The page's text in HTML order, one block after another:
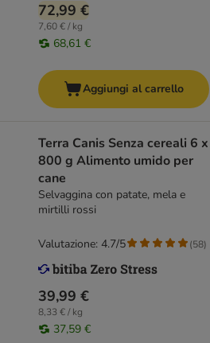
72,99 €
7,60 € / kg
68,61 €
Aggiungi al carrello
Terra Canis Senza cereali 6 x
800 g Alimento umido per
cane
Selvaggina con patate, mela e
mirtilli rossi
39,99 €
8,33 € / kg
37,59 €
Valutazione: 4.7/5 (58)